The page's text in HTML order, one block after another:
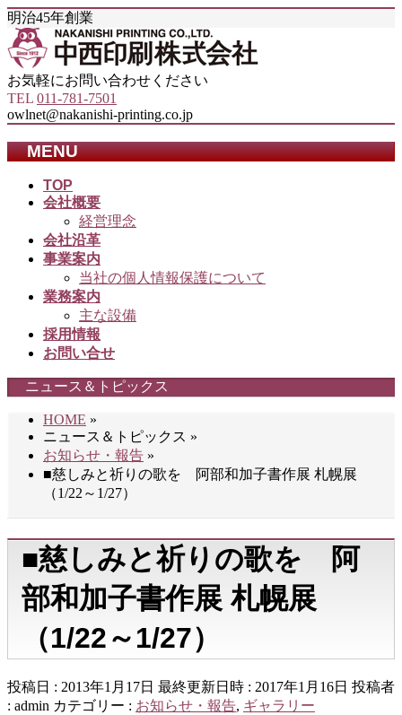
明治45年創業
お気軽にお問い合わせください
TEL 011-781-7501
owlnet@nakanishi-printing.co.jp
MENU
TOP
会社概要
経営理念
会社沿革
事業案内
当社の個人情報保護について
業務案内
主な設備
採用情報
お問い合せ
ニュース＆トピックス
HOME »
ニュース＆トピックス »
お知らせ・報告 »
■慈しみと祈りの歌を 阿部和加子書作展 札幌展
（1/22～1/27）
■慈しみと祈りの歌を 阿
部和加子書作展 札幌展
（1/22～1/27）
投稿日 : 2013年1月17日 最終更新日時 : 2017年1月16日 投稿者
: admin カテゴリー : お知らせ・報告, ギャラリー